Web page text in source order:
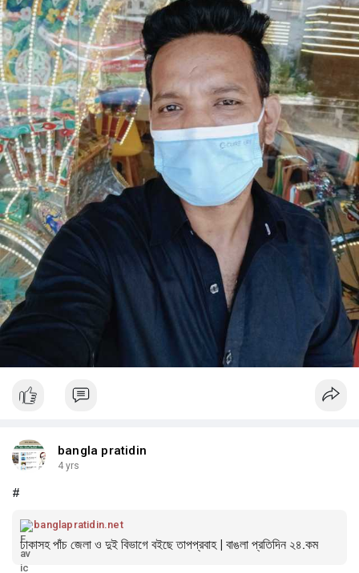
bangla pratidin
4 yrs
#
banglapratidin.net
ঢাকাসহ পাঁচ জেলা ও দুই বিভাগে বইছে তাপপ্রবাহ | বাঙলা প্রতিদিন ২৪.কম